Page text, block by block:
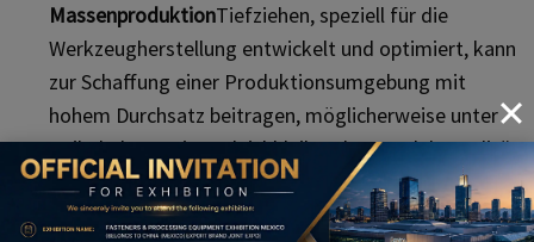
MassenproduktionTiefziehen, speziell für die
Werkzeugherstellung entwickelt und optimiert, kann
zur Schaffung einer Produktionsumgebung mit
hohem Durchsatz beitragen, möglicherweise unter
Beibehaltung einer gleichbleibenden Produktqualität.